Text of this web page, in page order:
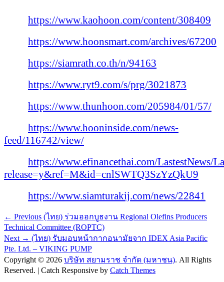
https://www.kaohoon.com/content/308409
https://www.hoonsmart.com/archives/67200
https://siamrath.co.th/n/94163
https://www.ryt9.com/s/prg/3021873
https://www.thunhoon.com/205984/01/57/
https://www.hooninside.com/news-
feed/116742/view/
https://www.efinancethai.com/LastestNews/
release=y&ref=M&id=cnlSWTQ3SzYzQkU9
https://www.siamturakij.com/news/22841
Post
navigation
← Previous Previous
post:
(ไทย) ร่วมออกบูธงาน Regional Olefins Producers
Technical Committee (ROPTC)
Next → Next
post:
(ไทย) รับมอบหน้ากากอนามัยจาก IDEX Asia Pacific
Pte. Ltd. – VIKING PUMP
Copyright © 2026 บริษัท สยามราช จำกัด (มหาชน). All Rights
Reserved. | Catch Responsive by Catch Themes